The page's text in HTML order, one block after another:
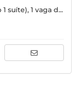
suíte), 1 vaga d...